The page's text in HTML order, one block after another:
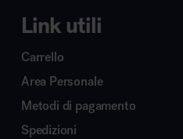
Link utili
Carrello
Area Personale
Metodi di pagamento
Spedizioni